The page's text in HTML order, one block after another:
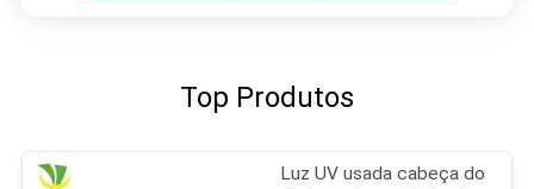
Top Produtos
Luz UV usada cabeça do